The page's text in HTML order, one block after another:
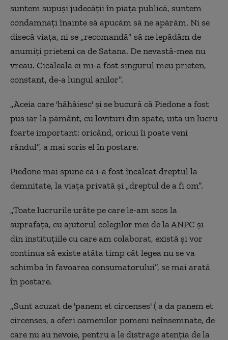
suntem supuși judecății în piața publică, suntem
condamnați înainte să apucăm să ne apărăm. Ni se
disecă viața, ni se „recomandă” să ne lepădăm de
anumiți prieteni ca de Satana. De nevastă-mea nu
vreau. Cicăleala ei mi-a fost singurul meu prieten,
constant, de-a lungul anilor”.
„Aceia care 'hăhăiesc' și se bucură că Piedone a fost
pus iar la pământ, cu lovituri din spate, uită un lucru
foarte important: oricând, oricui îi poate veni
rândul”, a mai scris el în postare.
Piedone mai spune că i-a fost încălcat dreptul la
demnitate, la viața privată și „dreptul de a fi om”.
„Toate lucrurile urâte pe care le-am scos la
suprafață, cu ajutorul colegilor mei de la ANPC și
din instituțiile cu care am colaborat, există și vor
continua să existe atâta timp cât legea nu se va
schimba în favoarea consumatorului”, se mai arată
în postare.
„Sunt acuzat de 'panem et circenses' ( a da panem et
circenses, a oferi oamenilor pomeni neînsemnate, de
care nu au nevoie, pentru a le distrage atenția de la